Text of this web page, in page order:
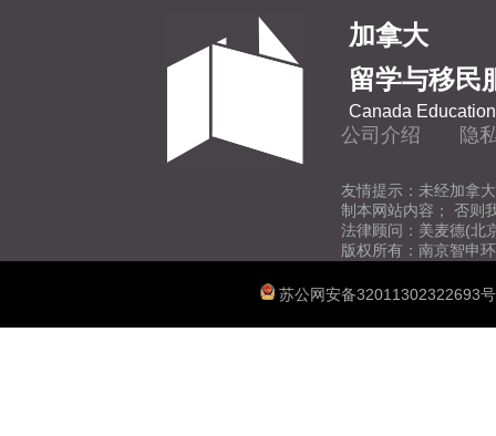
加拿大
留学与移民
Canada
公司介绍 隐
友情提示：未经加拿
制本网站内容； 否则
法律顾问：美麦德(北
版权所有：南京智申
苏公网安备32011302322693号